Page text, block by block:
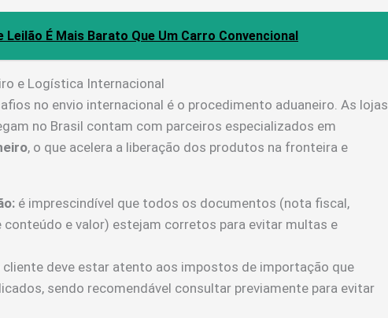
Leilão É Mais Barato Que Um Carro Convencional
e Logística Internacional
no envio internacional é o procedimento aduaneiro. As lojas
no Brasil contam com parceiros especializados em
, o que acelera a liberação dos produtos na fronteira e
é imprescindível que todos os documentos (nota fiscal,
conteúdo e valor) estejam corretos para evitar multas e
cliente deve estar atento aos impostos de importação que
sendo recomendável consultar previamente para evitar